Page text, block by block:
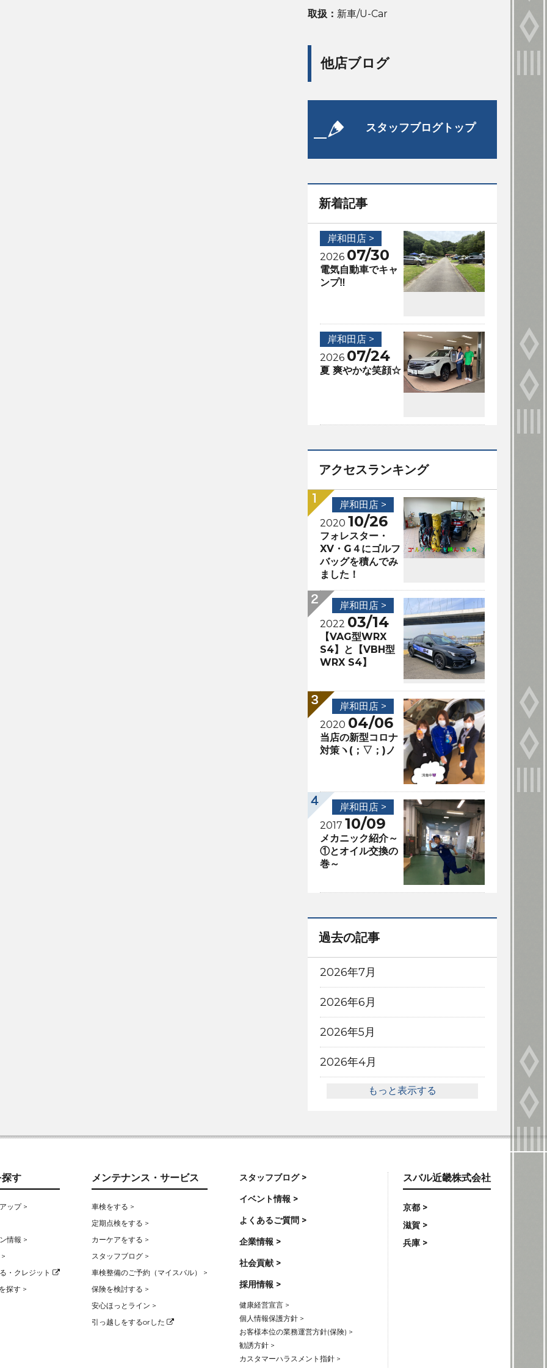
取扱： 新車/U-Car
他店ブログ
スタッフブログトップ
新着記事
岸和田店 >
2026 07/30
電気自動車でキャ
ンプ‼️
岸和田店 >
2026 07/24
夏 爽やかな笑顔☆
アクセスランキング
岸和田店 >
2020 10/26
フォレスター・
XV・G４にゴルフ
バッグを積んでみ
ました！
岸和田店 >
2022 03/14
【VAG型WRX
S4】と【VBH型
WRX S4】
岸和田店 >
2020 04/06
当店の新型コロナ
対策ヽ(；▽；)ノ
岸和田店 >
2017 10/09
メカニック紹介～
①とオイル交換の
巻～
過去の記事
2026年7月
2026年6月
2026年5月
2026年4月
もっと表示する
す
ップ >
情報 >
・クレジット
探す >
メンテナンス・サービス
車検をする >
定期点検をする >
カーケアをする >
スタッフブログ >
車検整備のご予約（マイスバル） >
保険を検討する >
安心ほっとライン >
引っ越しをするorした
スタッフブログ >
イベント情報 >
よくあるご質問 >
企業情報 >
社会貢献 >
採用情報 >
健康経営宣言 >
個人情報保護方針 >
お客様本位の業務運営方針(保険) >
勧誘方針 >
カスタマーハラスメント指針 >
スバル近畿株式会社
京都 >
滋賀 >
兵庫 >